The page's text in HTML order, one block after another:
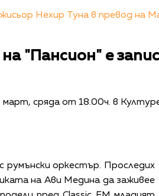
Нехир Туна в превод на
"Пансион" е
сряда от 18.00ч. в
румънски оркестър. Проследих
на Ави Медина да заживее